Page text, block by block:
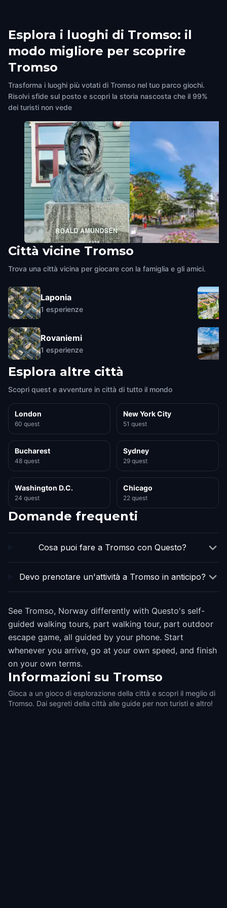
Esplora i luoghi di Tromso: il
modo migliore per scoprire
Tromso
Trasforma i luoghi più votati di Tromso nel tuo parco giochi.
Risolvi sfide sul posto e scopri la storia nascosta che il 99%
dei turisti non vede
Statue by the Polar Museum
Tromso,Norway Tromso,Norway
Città vicine Tromso
Trova una città vicina per giocare con la famiglia e gli amici.
Laponia
1 esperienze
Rovaniemi
1 esperienze
Esplora altre città
Scopri quest e avventure in città di tutto il mondo
London
60 quest
New York City
51 quest
Bucharest
48 quest
Sydney
29 quest
Washington D.C.
24 quest
Chicago
22 quest
Domande frequenti
Cosa puoi fare a Tromso con Questo?
Devo prenotare un'attività a Tromso in anticipo?
See Tromso, Norway differently with Questo's self-
guided walking tours, part walking tour, part outdoor
escape game, all guided by your phone. Start
whenever you arrive, go at your own speed, and finish
on your own terms.
Informazioni su Tromso
Gioca a un gioco di esplorazione della città e scopri il meglio di
Tromso. Dai segreti della città alle guide per non turisti e altro!